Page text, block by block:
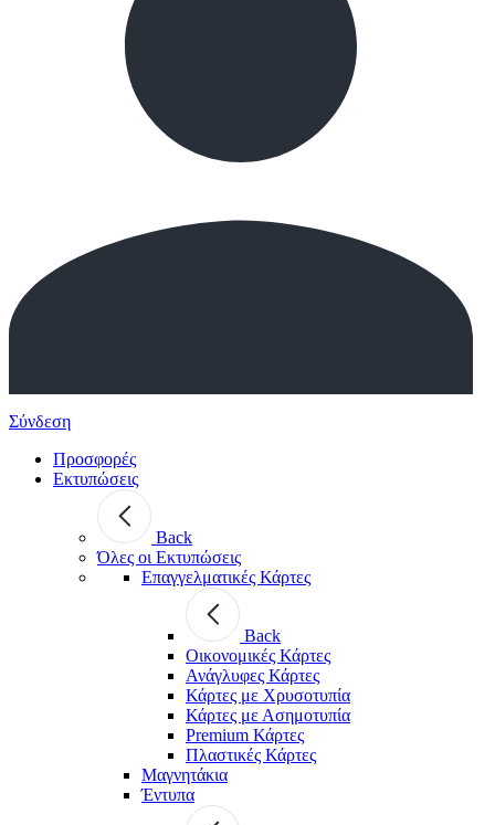
Σύνδεση
Προσφορές
Εκτυπώσεις
Back
Όλες οι Εκτυπώσεις
Επαγγελματικές Κάρτες
Back
Οικονομικές Κάρτες
Ανάγλυφες Κάρτες
Κάρτες με Χρυσοτυπία
Κάρτες με Ασημοτυπία
Premium Κάρτες
Πλαστικές Κάρτες
Μαγνητάκια
Έντυπα